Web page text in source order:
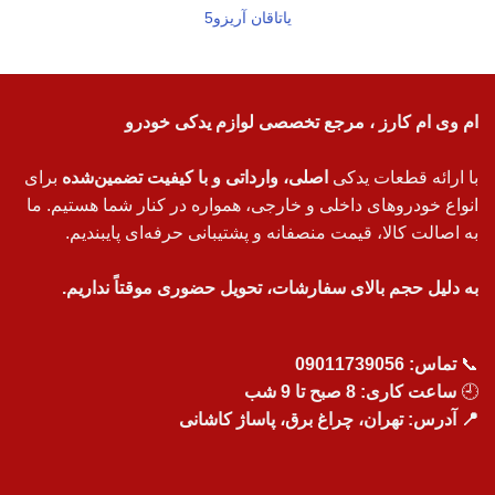
یاتاقان آریزو5
ام وی ام کارز ، مرجع تخصصی لوازم یدکی خودرو
با ارائه قطعات یدکی اصلی، وارداتی و با کیفیت تضمین‌شده برای
انواع خودروهای داخلی و خارجی، همواره در کنار شما هستیم. ما
به اصالت کالا، قیمت منصفانه و پشتیبانی حرفه‌ای پایبندیم.
به دلیل حجم بالای سفارشات، تحویل حضوری موقتاً نداریم.
📞تماس: 09011739056
🕘 ساعت کاری: 8 صبح تا 9 شب
📍 آدرس: تهران، چراغ برق، پاساژ کاشانی